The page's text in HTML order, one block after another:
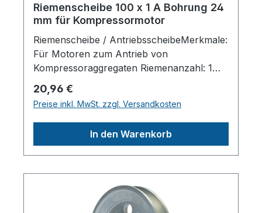
Riemenscheibe 100 x 1 A Bohrung 24
mm für Kompressormotor
Riemenscheibe / AntriebsscheibeMerkmale:
Für Motoren zum Antrieb von
Kompressoraggregaten Riemenanzahl: 1
Wellendruchmesser zylindrisch: 24 mm Mit
SicherungsnutHerstellerpro)SALES GmbH,
AEROTEC KompressorenFerdinand-
Porsche-Str. 16, 63500 Seligenstadt,
Regulärer Preis:
20,96 €
Preise inkl. MwSt. zzgl. Versandkosten
In den Warenkorb